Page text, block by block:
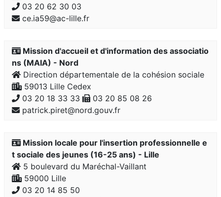
03 20 62 30 03
ce.ia59@ac-lille.fr
Mission d'accueil et d'information des associatio
ns (MAIA) - Nord
Direction départementale de la cohésion sociale
59013 Lille Cedex
03 20 18 33 33
03 20 85 08 26
patrick.piret@nord.gouv.fr
Mission locale pour l'insertion professionnelle e
t sociale des jeunes (16-25 ans) - Lille
5 boulevard du Maréchal-Vaillant
59000 Lille
03 20 14 85 50